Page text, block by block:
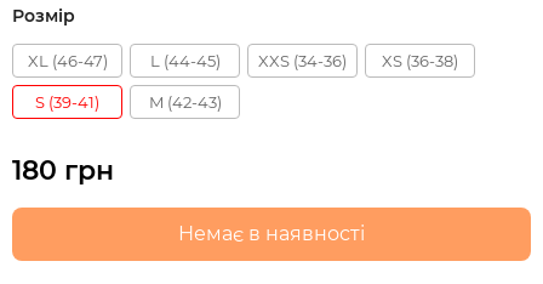
Розмір
XL (46-47) L (44-45) XXS (34-36) XS (36-38)
S (39-41) M (42-43)
180 грн
Немає в наявності